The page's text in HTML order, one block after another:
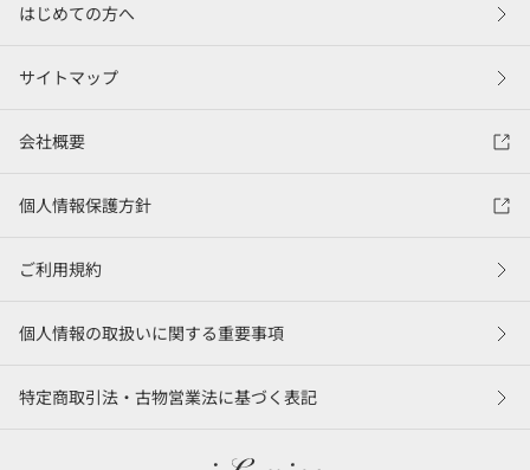
はじめての方へ
サイトマップ
会社概要
個人情報保護方針
ご利用規約
個人情報の取扱いに関する重要事項
特定商取引法・古物営業法に基づく表記